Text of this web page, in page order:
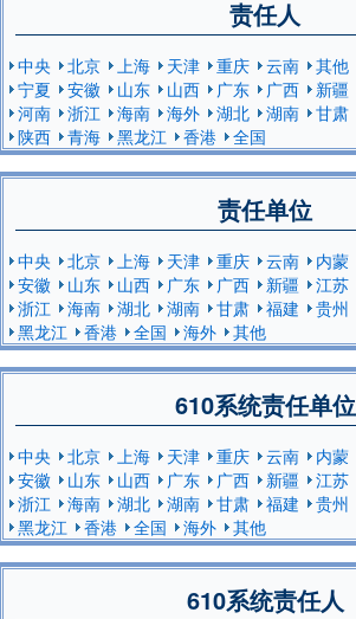
责任人
中央 北京 上海 天津 重庆 云南 其他
宁夏
安徽 山东 山西 广东 广西 新疆
河南
浙江 海南 海外 湖北 湖南 甘肃
陕西
青海 黑龙江 香港 全国
责任单位
中央 北京 上海 天津 重庆 云南 内蒙
安徽
山东 山西 广东 广西 新疆 江苏
浙江
海南 湖北 湖南 甘肃 福建 贵州
黑龙江
香港 全国 海外 其他
610系统责任单位
中央 北京 上海 天津 重庆 云南 内蒙
安徽
山东 山西 广东 广西 新疆 江苏
浙江
海南 湖北 湖南 甘肃 福建 贵州
黑龙江
香港 全国 海外 其他
610系统责任人